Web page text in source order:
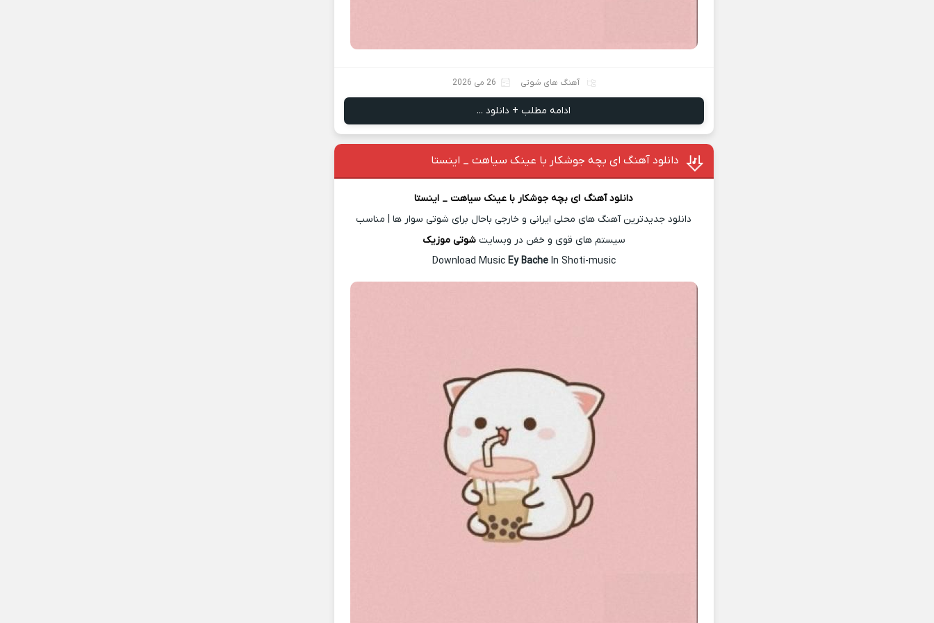
آهنگ های شوتی 26 می 2026
ادامه مطلب + دانلود ...
دانلود آهنگ ای بچه جوشکار با عینک سیاهت _ اینستا
دانلود آهنگ ای بچه جوشکار با عینک سیاهت _ اینستا
دانلود جدیدترین آهنگ های محلی ایرانی و خارجی باحال برای شوتی سوار ها | مناسب
سیستم های قوی و خفن در وبسایتشوتی موزیک
Download Music Ey BacheIn Shoti-music